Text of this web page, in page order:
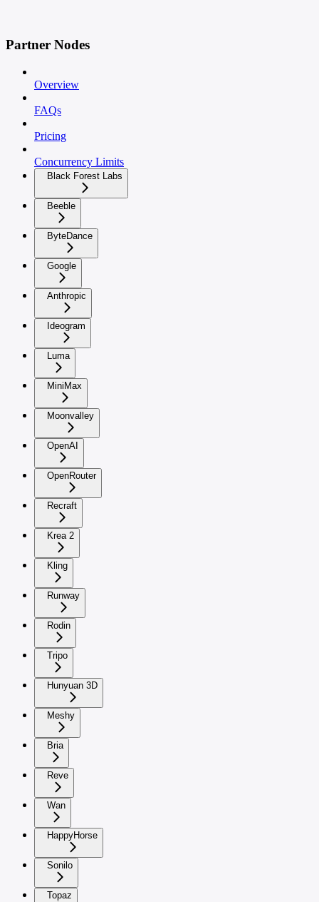
Partner Nodes
Overview
FAQs
Pricing
Concurrency Limits
Black Forest Labs
Beeble
ByteDance
Google
Anthropic
Ideogram
Luma
MiniMax
Moonvalley
OpenAI
OpenRouter
Recraft
Krea 2
Kling
Runway
Rodin
Tripo
Hunyuan 3D
Meshy
Bria
Reve
Wan
HappyHorse
Sonilo
Topaz